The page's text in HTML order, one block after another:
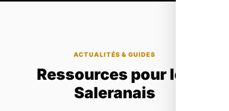
ACTUALITÉS & GUIDES
Ressources pour les
Saleranais